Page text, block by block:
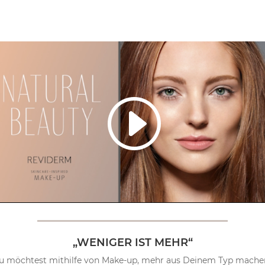
„WENIGER IST MEHR“
möchtest mithilfe von Make-up, mehr aus Deinem Typ